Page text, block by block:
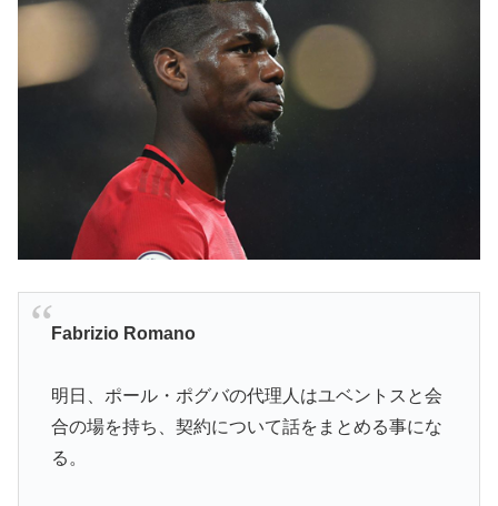
Fabrizio Romano
明日、ポール・ポグバの代理人はユベントスと会
合の場を持ち、契約について話をまとめる事にな
る。